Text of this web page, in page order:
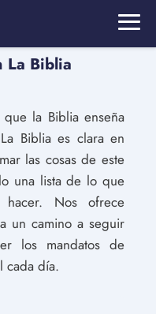
La Biblia
la Biblia enseña
Biblia es clara en
las cosas de este
una lista de lo que
Nos ofrece
un camino a seguir
los mandatos de
cada día.